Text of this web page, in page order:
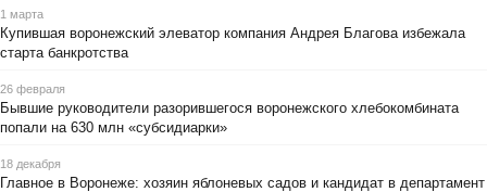
1 марта
Купившая воронежский элеватор компания Андрея Благова избежала
старта банкротства
26 февраля
Бывшие руководители разорившегося воронежского хлебокомбината
попали на 630 млн «субсидиарки»
18 декабря
Главное в Воронеже: хозяин яблоневых садов и кандидат в департамент